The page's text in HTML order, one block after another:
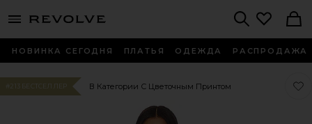
menu - shows more content
НОВИНКА СЕГОДНЯ ПЛАТЬЯ ОДЕЖДА РАСПРОДАЖА
#213 БЕСТСЕЛЛЕР В Категории С Цветочным Принтом